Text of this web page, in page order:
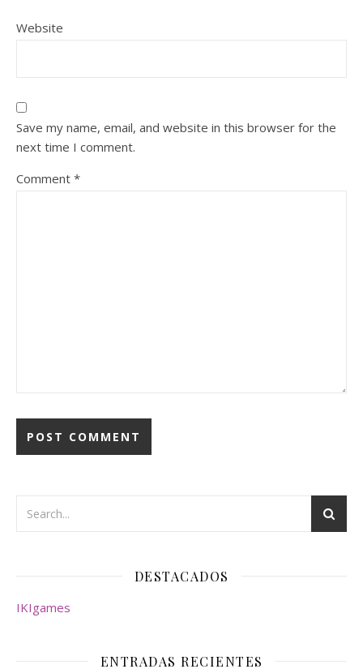
Website
Save my name, email, and website in this browser for the
next time I comment.
Comment *
DESTACADOS
IKIgames
ENTRADAS RECIENTES